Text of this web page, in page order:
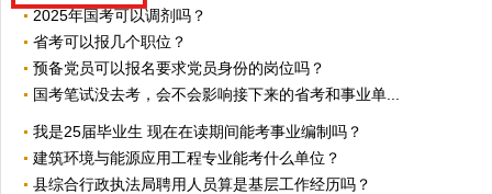
2025年国考可以调剂吗？
省考可以报几个职位？
预备党员可以报名要求党员身份的岗位吗？
国考笔试没去考，会不会影响接下来的省考和事业单...
我是25届毕业生 现在在读期间能考事业编制吗？
建筑环境与能源应用工程专业能考什么单位？
县综合行政执法局聘用人员算是基层工作经历吗？